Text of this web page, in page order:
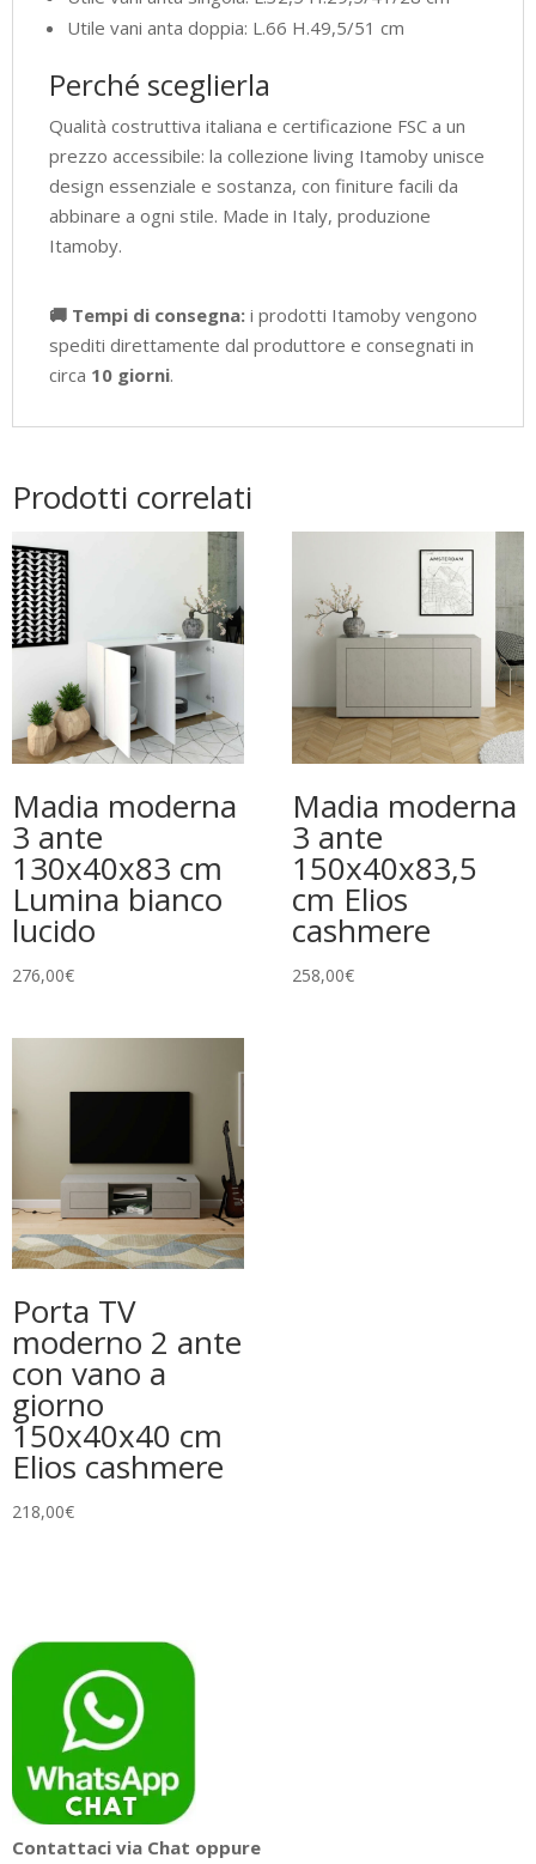
Utile vani anta doppia: L.66 H.49,5/51 cm
Perché sceglierla
Qualità costruttiva italiana e certificazione FSC a un
prezzo accessibile: la collezione living Itamoby unisce
design essenziale e sostanza, con finiture facili da
abbinare a ogni stile. Made in Italy, produzione
Itamoby.
🚚 Tempi di consegna: i prodotti Itamoby vengono
spediti direttamente dal produttore e consegnati in
circa 10 giorni.
Prodotti correlati
Madia moderna
3 ante
130x40x83 cm
Lumina bianco
lucido
276,00€
Madia moderna
3 ante
150x40x83,5
cm Elios
cashmere
258,00€
Porta TV
moderno 2 ante
con vano a
giorno
150x40x40 cm
Elios cashmere
218,00€
Contattaci via Chat oppure